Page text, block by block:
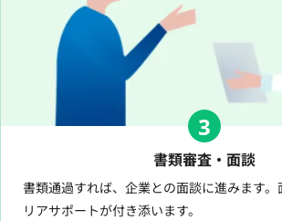
3
書類審査・面談
書類通過すれば、企業との面談に進みます。
リアサポートが付き添います。